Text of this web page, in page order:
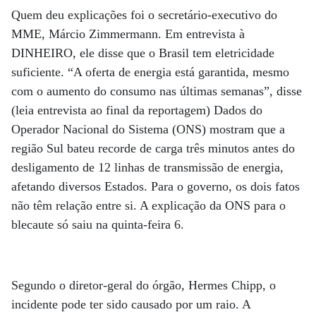
Quem deu explicações foi o secretário-executivo do
MME, Márcio Zimmermann. Em entrevista à
DINHEIRO, ele disse que o Brasil tem eletricidade
suficiente. “A oferta de energia está garantida, mesmo
com o aumento do consumo nas últimas semanas”, disse
(leia entrevista ao final da reportagem) Dados do
Operador Nacional do Sistema (ONS) mostram que a
região Sul bateu recorde de carga três minutos antes do
desligamento de 12 linhas de transmissão de energia,
afetando diversos Estados. Para o governo, os dois fatos
não têm relação entre si. A explicação da ONS para o
blecaute só saiu na quinta-feira 6.
Segundo o diretor-geral do órgão, Hermes Chipp, o
incidente pode ter sido causado por um raio. A